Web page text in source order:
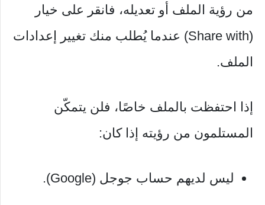
من رؤية الملف أو تعديله، فانقر على خيار
(Share with) عندما يُطلب منك تغيير إعدادات
الملف.
إذا احتفظت بالملف خاصًا، فلن يتمكّن
المستلمون من رؤيته إذا كان:
ليس لديهم حساب جوجل (Google).